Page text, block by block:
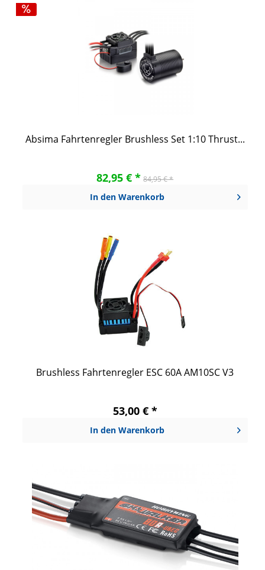
Absima Fahrtenregler Brushless Set 1:10 Thrust...
82,95 € * 84,95 € *
In den Warenkorb
Brushless Fahrtenregler ESC 60A AM10SC V3
53,00 € *
In den Warenkorb